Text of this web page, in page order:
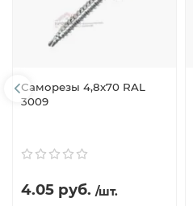
Саморезы 4,8х70 RAL
3009
4.05 руб. /шт.